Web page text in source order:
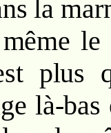
la
le
plus
là-